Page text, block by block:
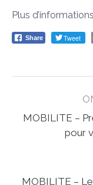
Plus
Share Tweet
MOBILITE –
pour
MOBILITE –